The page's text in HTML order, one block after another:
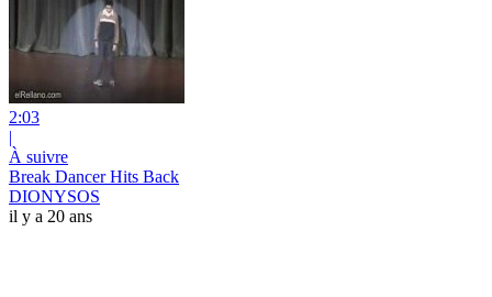
2:03
|
À suivre
Break Dancer Hits Back
DIONYSOS
il y a 20 ans